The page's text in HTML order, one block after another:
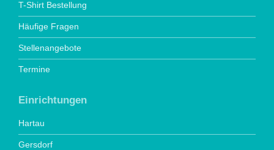
T-Shirt Bestellung
Häufige Fragen
Stellenangebote
Termine
Einrichtungen
Hartau
Gersdorf